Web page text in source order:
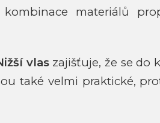
materiálů
vlaszajišťuje, že se do
také velmi praktické,